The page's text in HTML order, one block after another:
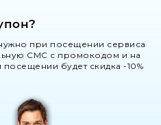
при посещении сервиса
СМС с промокодом и на
будет скидка -10%